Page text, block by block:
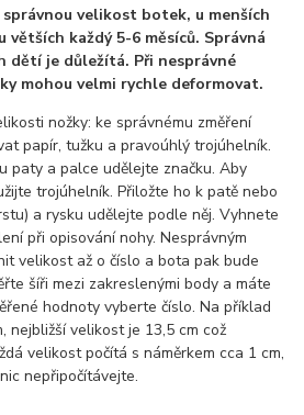
velikost botek, u menších
větších každý 5-6 měsíců. Správná
dětí je důležítá. Při nesprávné
mohou velmi rychle deformovat.
nožky: ke správnému změření
papír, tužku a pravoúhlý trojúhelník.
paty a palce udělejte značku. Aby
trojúhelník. Přiložte ho k patě nebo
a rysku udělejte podle něj. Vyhnete
při opisování nohy. Nesprávným
velikost až o číslo a bota pak bude
šíři mezi zakreslenými body a máte
hodnoty vyberte číslo. Na příklad
nejbližší velikost je 13,5 cm což
velikost počítá s náměrkem cca 1 cm,
nepřipočítávejte.